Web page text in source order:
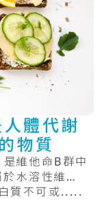
體代謝
物質
維他命B群中
水溶性維生
質不可或.....